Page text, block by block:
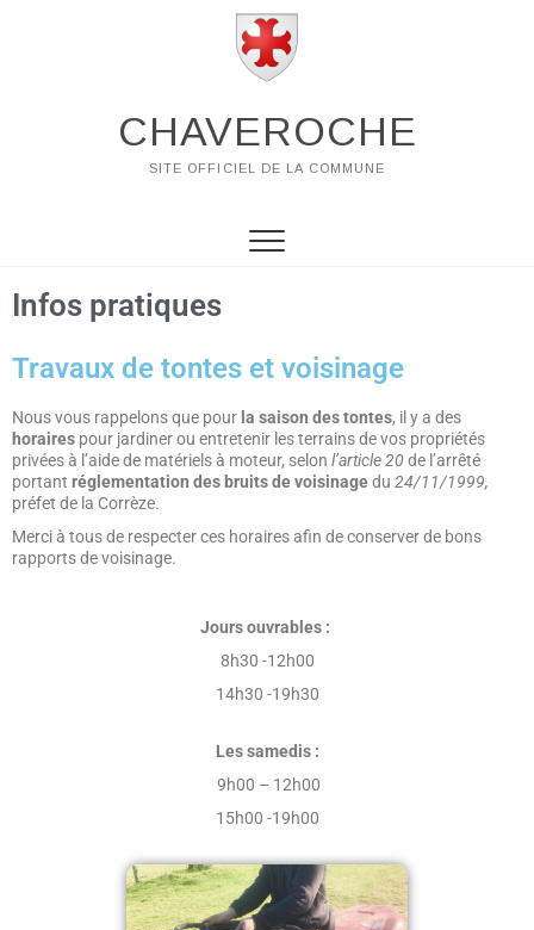
CHAVEROCHE
SITE OFFICIEL DE LA COMMUNE
Infos pratiques
Travaux de tontes et voisinage
Nous vous rappelons que pour la saison des tontes, il y a des
horaires pour jardiner ou entretenir les terrains de vos propriétés
privées à l’aide de matériels à moteur, selon l’article 20de l’arrêté
portant réglementation des bruits de voisinagedu 24/11/1999,
préfet de la Corrèze.
Merci à tous de respecter ces horaires afin de conserver de bons
rapports de voisinage.
Jours ouvrables :
8h30 -12h00
14h30 -19h30
Les samedis :
9h00 – 12h00
15h00 -19h00